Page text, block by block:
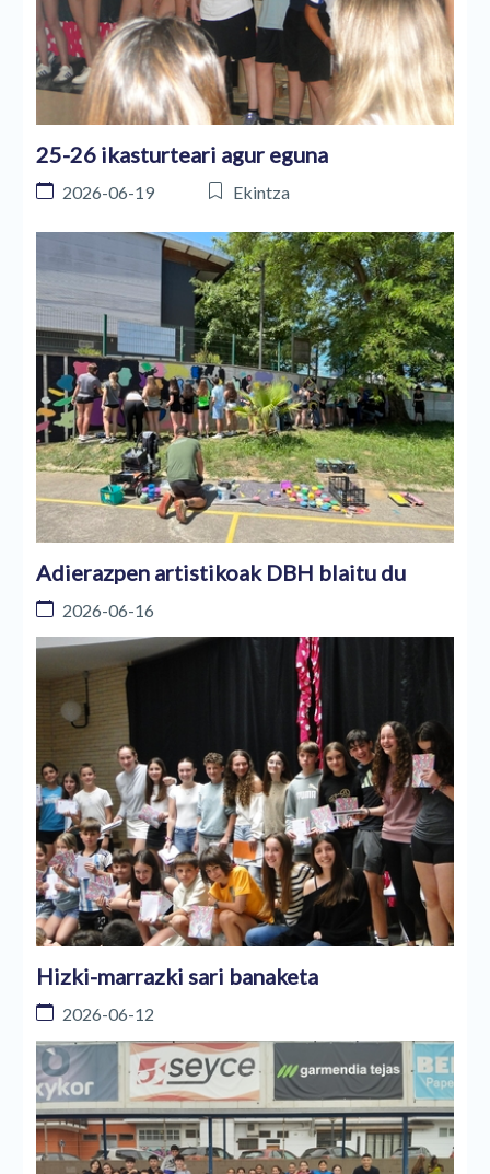
25-26 ikasturteari agur eguna
2026-06-19 Ekintza
Adierazpen artistikoak DBH blaitu du
2026-06-16
Hizki-marrazki sari banaketa
2026-06-12